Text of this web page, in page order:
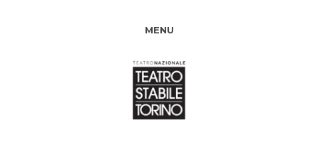
MENU